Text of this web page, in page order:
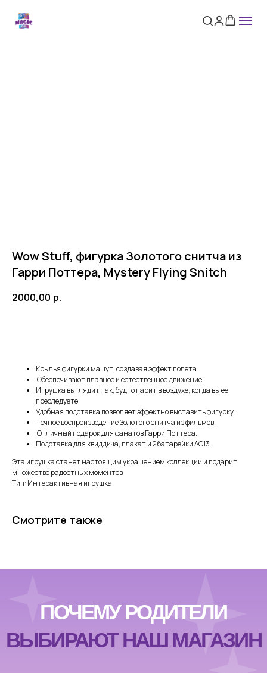
Wow Stuff, фигурка Золотого снитча из
Гарри Поттера, Mystery Flying Snitch
2000,00 р.
Крылья фигурки машут, создавая эффект полета.
Обеспечивают плавное и естественное движение.
Игрушка выглядит так, будто парит в воздухе, когда вы ее
преследуете.
Удобная подставка позволяет эффектно выставить фигурку.
Точное воспроизведение Золотого снитча из фильмов.
Отличный подарок для фанатов Гарри Поттера.
Подставка для квиддича, плакат и 2 батарейки AG13.
Эта игрушка станет настоящим украшением коллекции и подарит
множество радостных моментов
Тип: Интерактивная игрушка
Смотрите также
Возврат 14 дней
Оплачивайте заказ онлайн через
защищенные платежные системы.
ПОЧЕМУ РОДИТЕЛИ
ВЫБИРАЮТ НАШ МАГАЗИН